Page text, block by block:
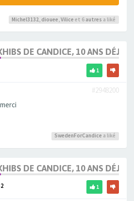
Michel3132 diouee ,Vilice et 6 autres a liké
DE CANDICE, 10 ANS DÉJÀ,
1
#2948200
SwedenForCandice a liké
DE CANDICE, 10 ANS DÉJÀ,
1